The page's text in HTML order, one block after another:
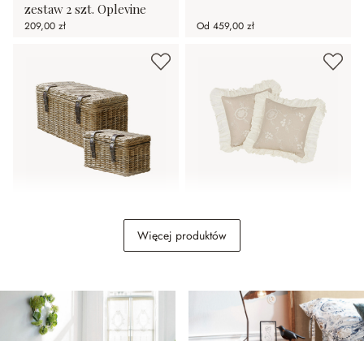
zestaw 2 szt. Oplevine
209,00 zł Od 459,00 zł
Skrzynia, zestaw 2 szt.
Poszewka na poduszkę,
zestaw 2 szt. Clarissa
Więcej produktów